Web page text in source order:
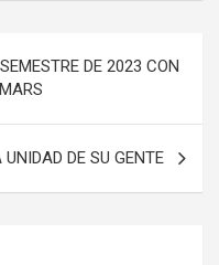
DE 2023 CON
DE SU GENTE